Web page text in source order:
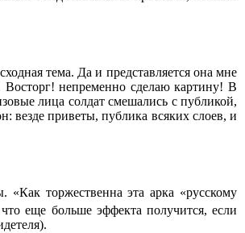
тема. Да и представляется она мне
Восторг! непременно сделаю картину! В
лица солдат смешались с публикой,
везде приветы, публика всяких слоев, и
торжественна эта арка «русскому
еще больше эффекта получится, если